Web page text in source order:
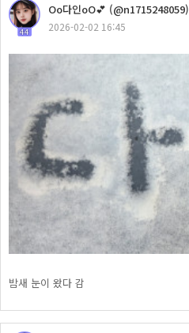
44
Oo다인oO💕 (@n1715248059)
2026-02-02 16:45
밤새 눈이 왔다 감